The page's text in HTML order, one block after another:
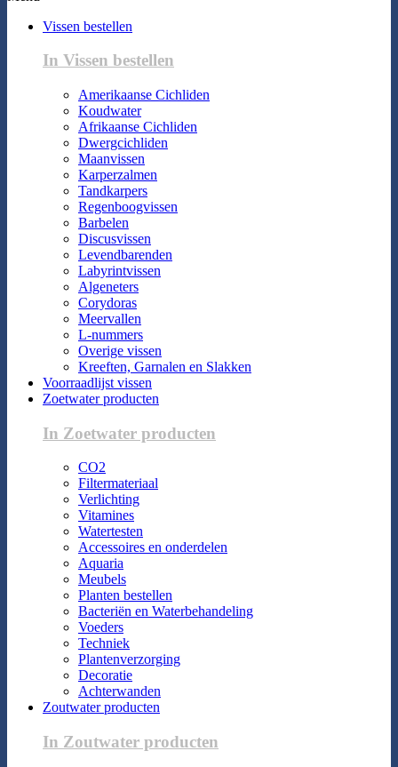
Vissen bestellen
In Vissen bestellen
Amerikaanse Cichliden
Koudwater
Afrikaanse Cichliden
Dwergcichliden
Maanvissen
Karperzalmen
Tandkarpers
Regenboogvissen
Barbelen
Discusvissen
Levendbarenden
Labyrintvissen
Algeneters
Corydoras
Meervallen
L-nummers
Overige vissen
Kreeften, Garnalen en Slakken
Voorraadlijst vissen
Zoetwater producten
In Zoetwater producten
CO2
Filtermateriaal
Verlichting
Vitamines
Watertesten
Accessoires en onderdelen
Aquaria
Meubels
Planten bestellen
Bacteriën en Waterbehandeling
Voeders
Techniek
Plantenverzorging
Decoratie
Achterwanden
Zoutwater producten
In Zoutwater producten